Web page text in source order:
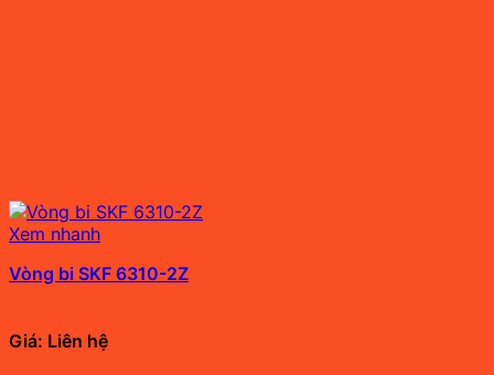
Xem nhanh
Vòng bi SKF 6310-2Z
Giá: Liên hệ